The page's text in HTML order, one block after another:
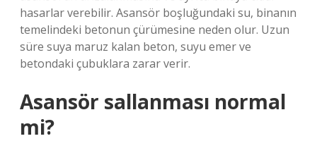
hasarlar verebilir. Asansör boşluğundaki su, binanın
temelindeki betonun çürümesine neden olur. Uzun
süre suya maruz kalan beton, suyu emer ve
betondaki çubuklara zarar verir.
Asansör sallanması normal
mi?